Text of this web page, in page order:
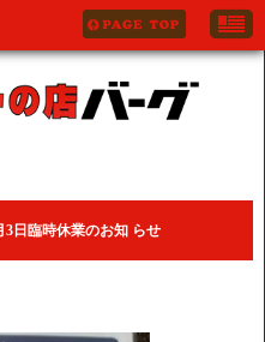
日臨時休業のお知 らせ